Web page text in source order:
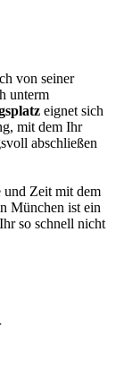
von seiner
unterm
eignet sich
mit dem Ihr
abschließen
und Zeit mit dem
München ist ein
so schnell nicht